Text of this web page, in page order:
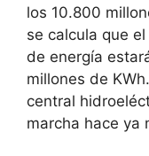
los 10.800
se calcula que
de energía
millones de
central
marcha hace ya